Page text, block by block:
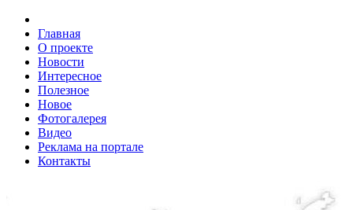
Главная
О проекте
Новости
Интересное
Полезное
Новое
Фотогалерея
Видео
Реклама на портале
Контакты